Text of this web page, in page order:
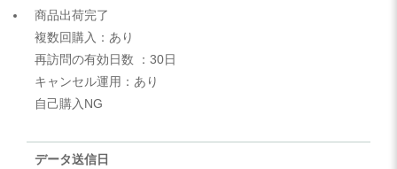
商品出荷完了
複数回購入：あり
再訪問の有効日数 ：30日
キャンセル運用：あり
自己購入NG
データ送信日